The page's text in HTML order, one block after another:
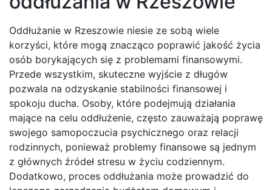
Oddłużanie w Rzeszowie niesie ze sobą wiele
korzyści, które mogą znacząco poprawić jakość życia
osób borykających się z problemami finansowymi.
Przede wszystkim, skuteczne wyjście z długów
pozwala na odzyskanie stabilności finansowej i
spokoju ducha. Osoby, które podejmują działania
mające na celu oddłużenie, często zauważają poprawę
swojego samopoczucia psychicznego oraz relacji
rodzinnych, ponieważ problemy finansowe są jednym
z głównych źródeł stresu w życiu codziennym.
Dodatkowo, proces oddłużania może prowadzić do